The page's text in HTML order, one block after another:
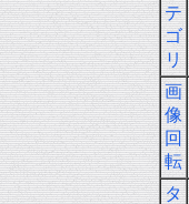
テ
ゴ
リ
画
像
回
転
タ